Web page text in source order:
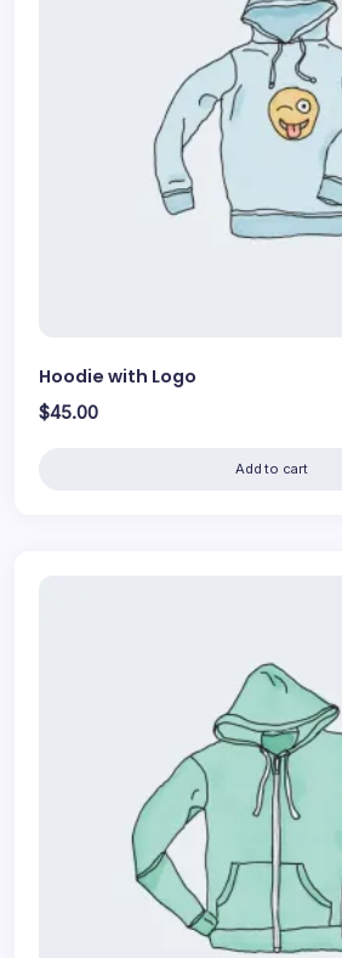
Hoodie with Logo
$45.00
Add to cart